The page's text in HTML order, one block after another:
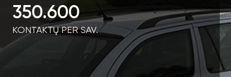
350.600
KONTAKTŲ PER SAV.